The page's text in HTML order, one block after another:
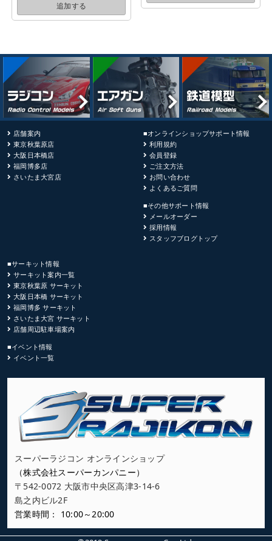
追加する
店舗案内
東京秋葉原店
大阪日本橋店
福岡博多店
さいたま大宮店
■オンラインショップサポート情報
利用規約
会員登録
ご注文方法
お問い合わせ
よくあるご質問
■その他サポート情報
メールオーダー
採用情報
スタッフブログトップ
■サーキット情報
サーキット案内一覧
東京秋葉原 サーキット
大阪日本橋 サーキット
福岡博多 サーキット
さいたま大宮 サーキット
店舗周辺駐車場案内
■イベント情報
イベント一覧
スーパーラジコン オンラインショップ
（株式会社スーパーカンパニー）
〒542-0072 大阪市中央区高津3-14-6
島之内ビル2F
営業時間： 10:00～20:00